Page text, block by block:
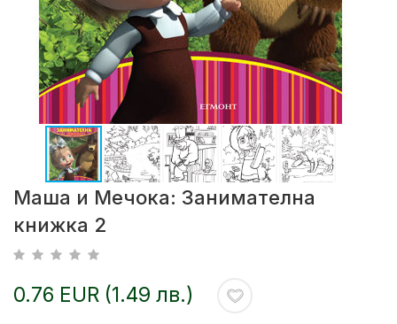
Маша и Мечока: Занимателна
книжка 2
0.76 EUR (1.49 лв.)